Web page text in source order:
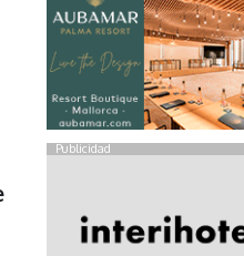
Publicidad